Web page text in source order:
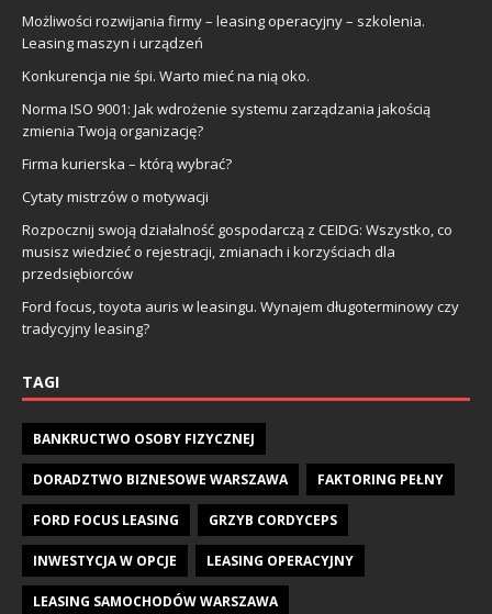
Możliwości rozwijania firmy – leasing operacyjny – szkolenia.
Leasing maszyn i urządzeń
Konkurencja nie śpi. Warto mieć na nią oko.
Norma ISO 9001: Jak wdrożenie systemu zarządzania jakością
zmienia Twoją organizację?
Firma kurierska – którą wybrać?
Cytaty mistrzów o motywacji
Rozpocznij swoją działalność gospodarczą z CEIDG: Wszystko, co
musisz wiedzieć o rejestracji, zmianach i korzyściach dla
przedsiębiorców
Ford focus, toyota auris w leasingu. Wynajem długoterminowy czy
tradycyjny leasing?
TAGI
BANKRUCTWO OSOBY FIZYCZNEJ
DORADZTWO BIZNESOWE WARSZAWA FAKTORING PEŁNY
FORD FOCUS LEASING GRZYB CORDYCEPS
INWESTYCJA W OPCJE LEASING OPERACYJNY
LEASING SAMOCHODÓW WARSZAWA